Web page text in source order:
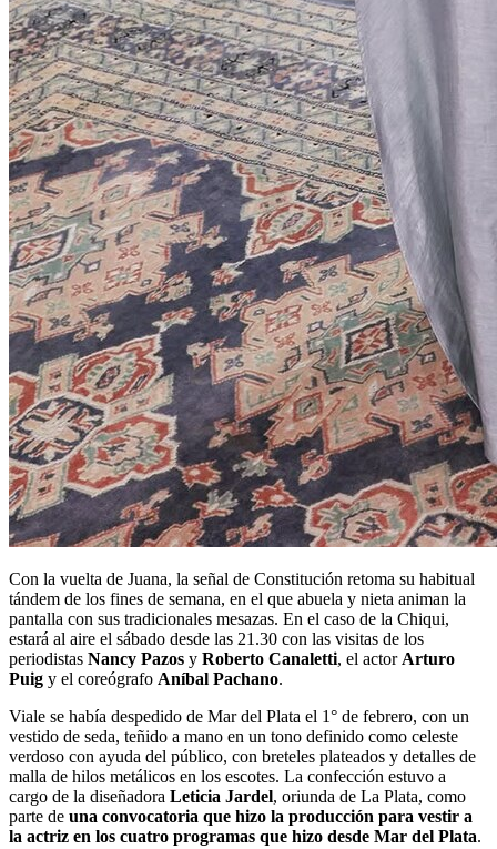
Con la vuelta de Juana, la señal de Constitución retoma su habitual
tándem de los fines de semana, en el que abuela y nieta animan la
pantalla con sus tradicionales mesazas. En el caso de la Chiqui,
estará al aire el sábado desde las 21.30 con las visitas de los
periodistas Nancy Pazos y Roberto Canaletti, el actor Arturo
Puig y el coreógrafo Aníbal Pachano.
Viale se había despedido de Mar del Plata el 1° de febrero, con un
vestido de seda, teñido a mano en un tono definido como celeste
verdoso con ayuda del público, con breteles plateados y detalles de
malla de hilos metálicos en los escotes. La confección estuvo a
cargo de la diseñadora Leticia Jardel, oriunda de La Plata, como
parte de una convocatoria que hizo la producción para vestir a
la actriz en los cuatro programas que hizo desde Mar del Plata.